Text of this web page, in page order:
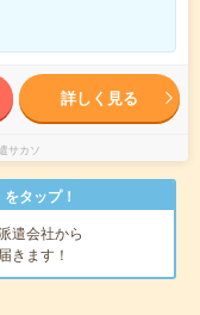
詳しく見る
サカソ
タップ！
遣会社から
きます！